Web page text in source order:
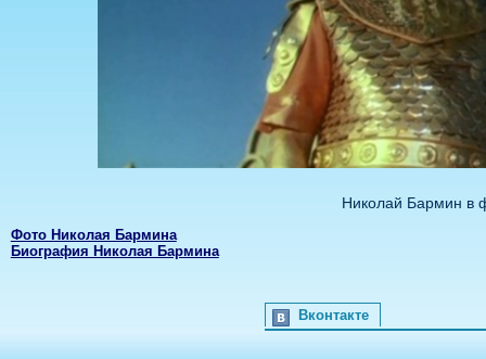
Николай Бармин в
Фото Николая Бармина
Биография Николая Бармина
Вконтакте